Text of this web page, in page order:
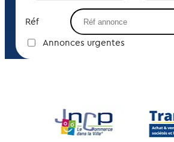
Réf
Annonces urgentes